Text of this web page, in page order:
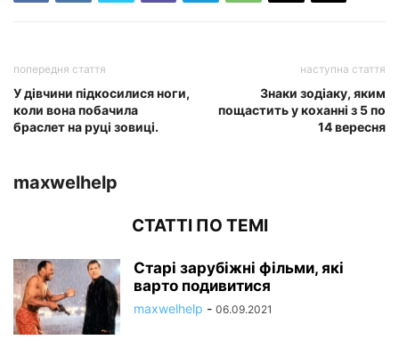
попередня стаття
У дівчини підкосилися ноги,
коли вона побачила
браслет на руці зовиці.
наступна стаття
Знаки зодіаку, яким
пощастить у коханні з 5 по
14 вересня
maxwelhelp
СТАТТІ ПО ТЕМІ
Старі зарубіжні фільми, які
варто подивитися
maxwelhelp - 06.09.2021